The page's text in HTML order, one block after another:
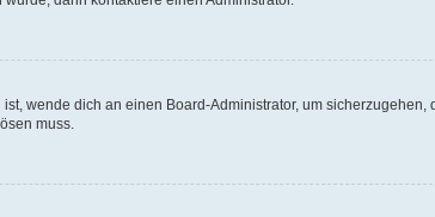
wende dich an einen Board-Administrator, um sicherzugehen,
muss.